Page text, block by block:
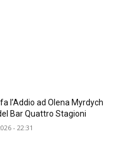
l’Addio ad Olena Myrdych
Bar Quattro Stagioni
- 22:31